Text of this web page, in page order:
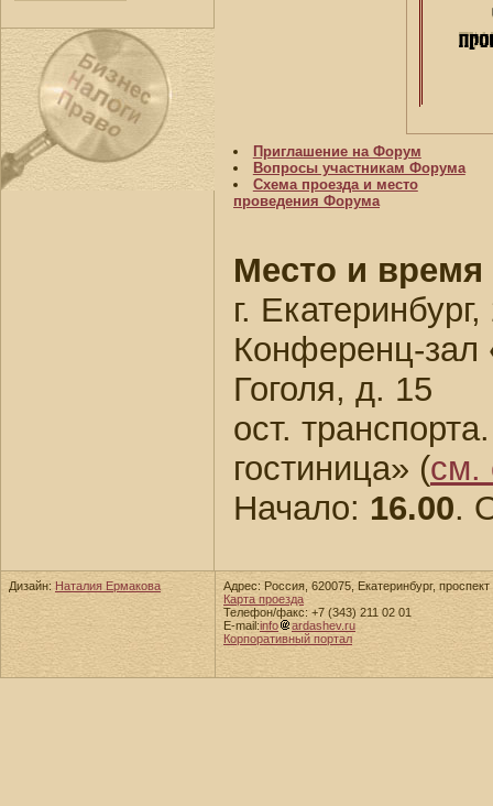
Приглашение на Форум
Вопросы участникам Форума
Схема проезда и место
проведения Форума
Место и
г.
Конференц-зал
Гоголя, д. 15
ост.
гостиница» (см.
Начало: 16.00.
Дизайн: Наталия Ермакова
Адрес: Россия, 620075, Екатеринбург,
Карта проезда
Телефон/факс: +7 (343) 211 02 01
E-mail:info
ardashev.ru
Корпоративный портал